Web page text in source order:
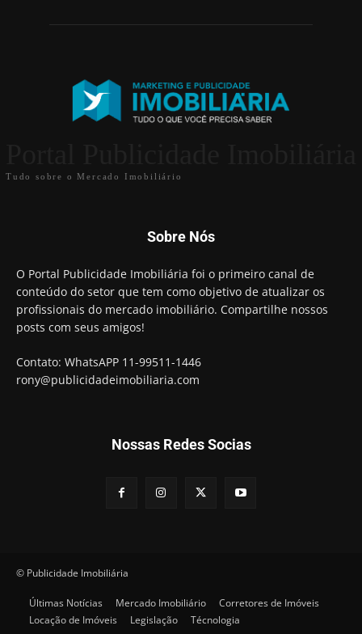
Tudo sobre o Mercado Imobiliário
Sobre Nós
O Portal Publicidade Imobiliária foi o primeiro canal de
conteúdo do setor que tem como objetivo de atualizar os
profissionais do mercado imobiliário. Compartilhe nossos
posts com seus amigos!
Contato: WhatsAPP 11-99511-1446
rony@publicidadeimobiliaria.com
Nossas Redes Socias
© Publicidade Imobiliária
Últimas Notícias Mercado Imobiliário
Corretores de Imóveis
Locação de Imóveis
Legislação Técnologia